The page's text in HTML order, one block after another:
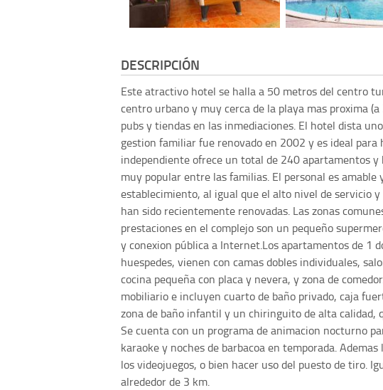
DESCRIPCIÓN
Este atractivo hotel se halla a 50 metros del centro
centro urbano y muy cerca de la playa mas proxima
pubs y tiendas en las inmediaciones. El hotel dista
gestion familiar fue renovado en 2002 y es ideal para
independiente ofrece un total de 240 apartamentos
muy popular entre las familias. El personal es
establecimiento, al igual que el alto nivel de servicio
han sido recientemente renovadas. Las zonas
prestaciones en el complejo son un pequeño
y conexion pública a Internet.Los apartamentos de 1
huespedes, vienen con camas dobles individuales,
cocina pequeña con placa y nevera, y zona de
mobiliario e incluyen cuarto de baño privado, caja
zona de baño infantil y un chiringuito de alta calidad,
Se cuenta con un programa de animacion nocturno
karaoke y noches de barbacoa en temporada.
los videojuegos, o bien hacer uso del puesto de tiro.
alrededor de 3 km.